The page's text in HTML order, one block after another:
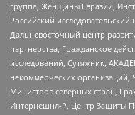
группа, Женщины Евразии,
Российский
Дальневосточный центр
партнерства, Гражданское
исследований, Сутяжник,
некоммерческих организаций,
Министров северных стран,
Интернешнл-Р, Центр Защиты